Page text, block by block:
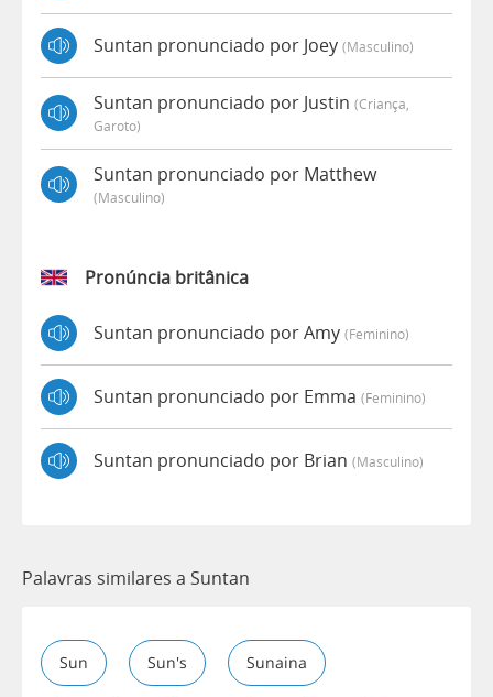
Suntan pronunciado por Joey (masculino)
Suntan pronunciado por Justin (criança,
Garoto)
Suntan pronunciado por Matthew
(masculino)
Pronúncia britânica
Suntan pronunciado por Amy (feminino)
Suntan pronunciado por Emma (feminino)
Suntan pronunciado por Brian (masculino)
Palavras similares a Suntan
Sun Sun's Sunaina